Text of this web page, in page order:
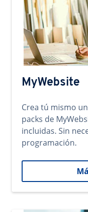
MyWebsite
Crea tú mismo
packs de
incluidas. Sin
programación.